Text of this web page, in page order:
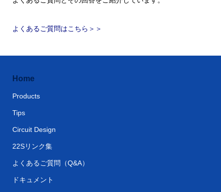
よくあるご質問はこちら＞＞
Home
Products
Tips
Circuit Design
22Sリンク集
よくあるご質問（Q&A）
ドキュメント